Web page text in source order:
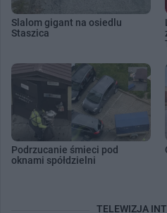
Slalom gigant na osiedlu
Staszica
Podrzucanie śmieci pod
oknami spółdzielni
TELEWIZJA